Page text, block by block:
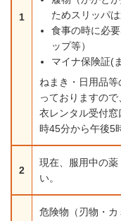
1
ためスリッパ
食事の時に必
ップ等）
マイナ保険証(
ねまき・日用品
っておりますの
衣レンタル受付
時45分から午後5
2
現在、服用中の
い。
危険物（刃物・